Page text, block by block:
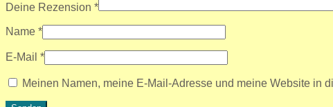
Deine Rezension *
Name *
E-Mail *
Meinen Namen, meine E-Mail-Adresse und meine Website in